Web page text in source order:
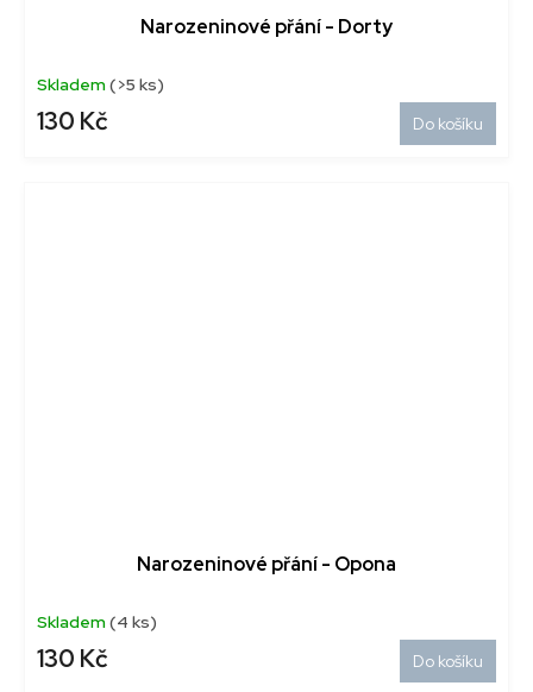
Narozeninové přání - Dorty
Skladem(>5 ks)
130 Kč Do košíku
Narozeninové přání - Opona
Skladem(4 ks)
130 Kč Do košíku